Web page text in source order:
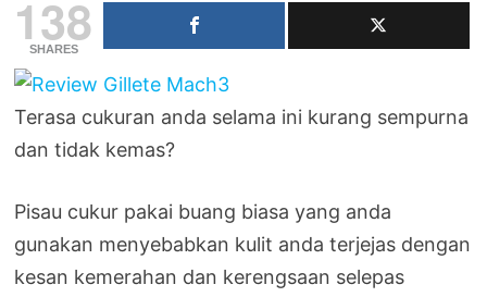
138
SHARES
Terasa cukuran anda selama ini kurang sempurna
dan tidak kemas?
Pisau cukur pakai buang biasa yang anda
gunakan menyebabkan kulit anda terjejas dengan
kesan kemerahan dan kerengsaan selepas